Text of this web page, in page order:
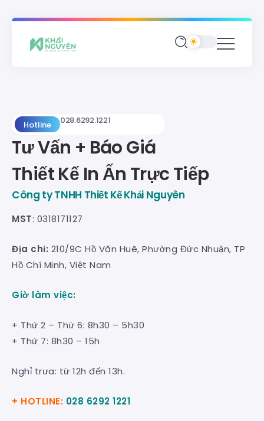
Hotline 028.6292.1221
Tư Vấn + Báo Giá
Thiết Kế In Ấn Trực Tiếp
Công ty TNHH Thiết Kế Khải Nguyên
MST: 0318171127
Địa chỉ: 210/9C Hồ Văn Huê, Phường Đức Nhuận, TP
Hồ Chí Minh, Việt Nam
Giờ làm việc:
+ Thứ 2 – Thứ 6: 8h30 – 5h30
+ Thứ 7: 8h30 – 15h
Nghỉ trưa: từ 12h đến 13h.
+ HOTLINE: 028 6292 1221